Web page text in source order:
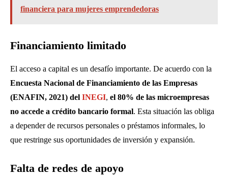
financiera para mujeres emprendedoras
Financiamiento limitado
El acceso a capital es un desafío importante. De acuerdo con la
Encuesta Nacional de Financiamiento de las Empresas
(ENAFIN, 2021) del INEGI, el 80% de las microempresas
no accede a crédito bancario formal. Esta situación las obliga
a depender de recursos personales o préstamos informales, lo
que restringe sus oportunidades de inversión y expansión.
Falta de redes de apoyo